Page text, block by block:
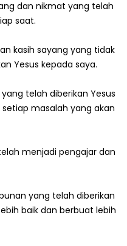
dan nikmat yang telah
saat.
kasih sayang yang tidak
Yesus kepada saya.
telah diberikan Yesus
masalah yang akan
menjadi pengajar dan
yang telah diberikan
baik dan berbuat lebih